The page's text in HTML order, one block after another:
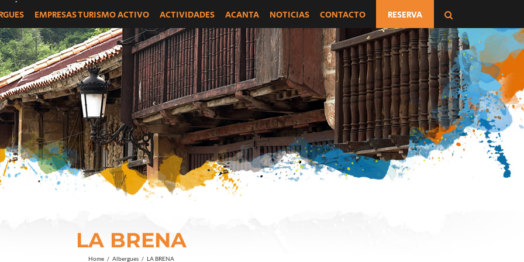
EMPRESAS TURISMO ACTIVO ACTIVIDADES ACANTA NOTICIAS CONTACTO RESERVA
LA BRENA
Home / Albergues / LA BRENA